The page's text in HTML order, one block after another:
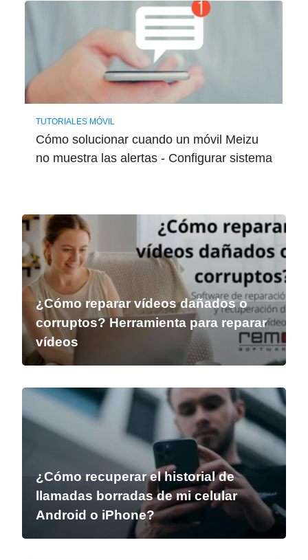
TUTORIALES MÓVIL
Cómo solucionar cuando un móvil Meizu
no muestra las alertas - Configurar sistema
¿Cómo reparar vídeos dañados o
corruptos? Herramienta para reparar
vídeos
¿Cómo recuperar el historial de
llamadas borradas de mi celular
Android o iPhone?